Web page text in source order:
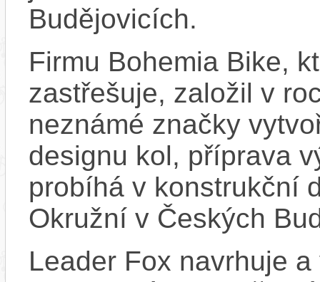
Budějovicích.
Firmu Bohemia Bike,
zastřešuje, založil v
neznámé značky
designu kol, příprava
probíhá v konstrukční
Okružní v Českých
Leader Fox navrhuje